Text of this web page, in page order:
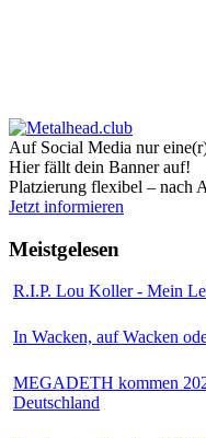
Auf Social Media nur
Hier fällt dein Banner auf!
Platzierung flexibel – nach
Jetzt informieren
Meistgelesen
R.I.P. Lou Koller - Mein
In Wacken, auf Wacken
MEGADETH kommen
Deutschland